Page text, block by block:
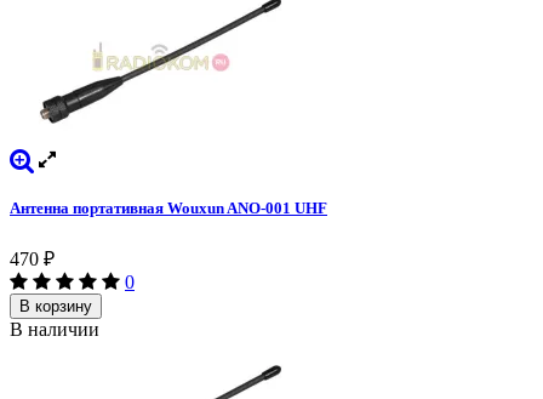
Антенна портативная Wouxun ANO-001 UHF
470 ₽
0
В корзину
В наличии